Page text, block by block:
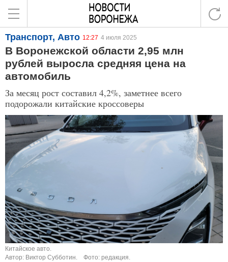
Транспорт, Авто 12:27 4 июля 2025
В Воронежской области 2,95 млн
рублей выросла средняя цена на
автомобиль
За месяц рост составил 4,2%, заметнее всего
подорожали китайские кроссоверы
Китайское авто.
Автор: Виктор Субботин.
Фото: редакция.